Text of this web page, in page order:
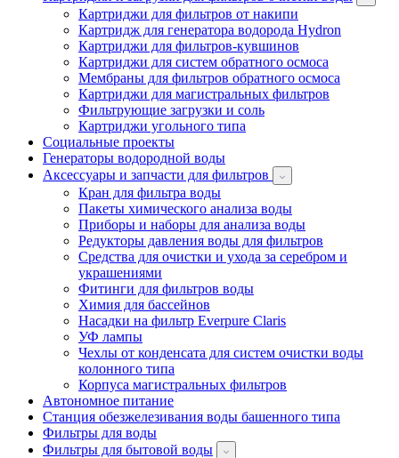
Картриджи для фильтров от накипи
Картридж для генератора водорода Hydron
Картриджи для фильтров-кувшинов
Картриджи для систем обратного осмоса
Мембраны для фильтров обратного осмоса
Картриджи для магистральных фильтров
Фильтрующие загрузки и соль
Картриджи угольного типа
Социальные проекты
Генераторы водородной воды
Аксессуары и запчасти для фильтров
Кран для фильтра воды
Пакеты химического анализа воды
Приборы и наборы для анализа воды
Редукторы давления воды для фильтров
Средства для очистки и ухода за серебром и
украшениями
Фитинги для фильтров воды
Химия для бассейнов
Насадки на фильтр Everpure Claris
УФ лампы
Чехлы от конденсата для систем очистки воды
колонного типа
Корпуса магистральных фильтров
Автономное питание
Станция обезжелезивания воды башенного типа
Фильтры для воды
Фильтры для бытовой воды